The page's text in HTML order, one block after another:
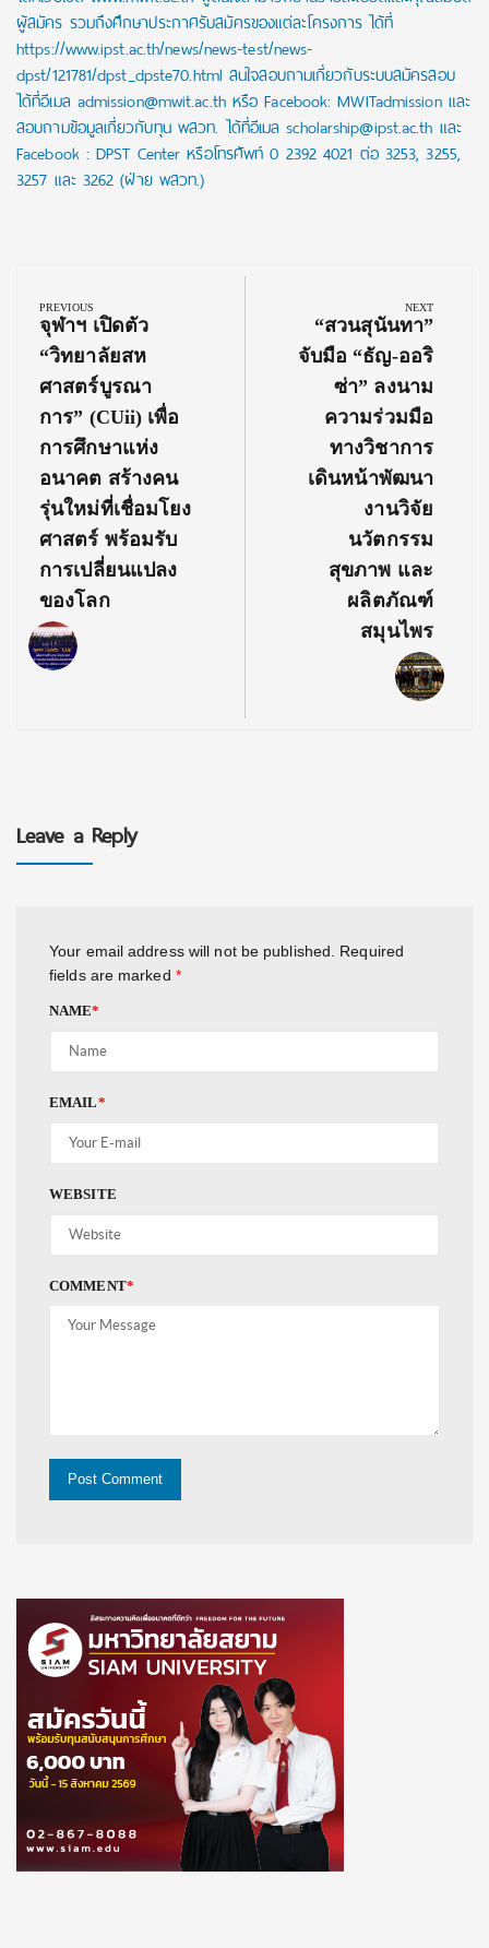
ผู้สมัคร รวมถึงศึกษาประกาศรับสมัครของแต่ละโครงการ ได้ที่
https://www.ipst.ac.th/news/news-test/news-
dpst/121781/dpst_dpste70.html สนใจสอบถามเกี่ยวกับระบบสมัครสอบ
ได้ที่อีเมล admission@mwit.ac.th หรือ Facebook: MWITadmission และ
สอบถามข้อมูลเกี่ยวกับทุน พสวท. ได้ที่อีเมล scholarship@ipst.ac.th และ
Facebook : DPST Center หรือโทรศัพท์ 0 2392 4021 ต่อ 3253, 3255,
3257 และ 3262 (ฝ่าย พสวท.)
navigation
PREVIOUS
Previous
Post:
จุฬาฯ เปิดตัว
“วิทยาลัยสห
ศาสตร์บูรณา
การ” (CUii) เพื่อ
การศึกษาแห่ง
อนาคต สร้างคน
รุ่นใหม่ที่เชื่อมโยง
ศาสตร์ พร้อมรับ
การเปลี่ยนแปลง
ของโลก
NEXT
Next
Post:
“สวนสุนันทา”
จับมือ “ธัญ-ออริ
ซ่า” ลงนาม
ความร่วมมือ
ทางวิชาการ
เดินหน้าพัฒนา
งานวิจัย
นวัตกรรม
สุขภาพ และ
ผลิตภัณฑ์
สมุนไพร
Leave a Reply
Your email address will not be published.
Required
fields are marked *
NAME*
EMAIL*
WEBSITE
COMMENT*